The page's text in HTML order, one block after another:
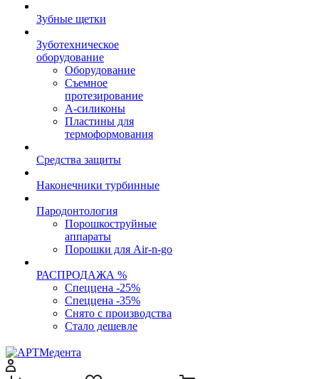
Зубные щетки
Зуботехническое
оборудование
Оборудование
Съемное
протезирование
А-силиконы
Пластины для
термоформования
Средства защиты
Наконечники турбинные
Пародонтология
Порошкоструйные
аппараты
Порошки для Air-n-go
РАСПРОДАЖА %
Спеццена -25%
Спеццена -35%
Снято с производства
Стало дешевле